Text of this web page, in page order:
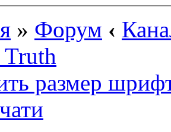
» Форум ‹
размер